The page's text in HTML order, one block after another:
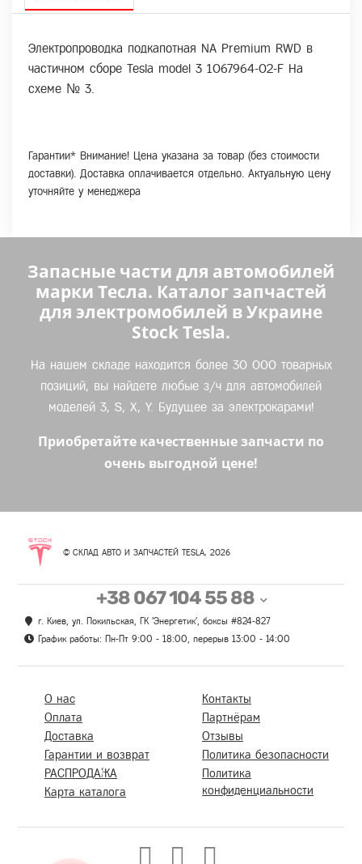
Электропроводка подкапотная NA Premium RWD в
частичном сборе Tesla model 3 1067964-02-F На
схеме № 3.
Гарантии* Внимание! Цена указана за товар (без стоимости
доставки). Доставка оплачивается отдельно. Актуальную цену
уточняйте у менеджера
Запасные части для автомобилей
марки Тесла. Каталог запчастей
для электромобилей в Украине
Stock Tesla.
На нашем складе находится более 30 000 товарных
позиций, вы найдете любые з/ч для автомобилей
моделей 3, S, X, Y. Будущее за электрокарами!
Приобретайте качественные запчасти по
очень выгодной цене!
© СКЛАД АВТО И ЗАПЧАСТЕЙ TESLA, 2026
+38 067 104 55 88
г. Киев, ул. Покильская, ГК 'Энергетик', боксы #824-827
График работы: Пн-Пт 9:00 - 18:00, перерыв 13:00 - 14:00
О нас
Оплата
Доставка
Гарантии и возврат
РАСПРОДАЖА
Карта каталога
Контакты
Партнёрам
Отзывы
Политика безопасности
Политика
конфиденциальности